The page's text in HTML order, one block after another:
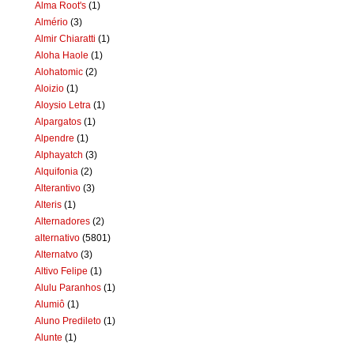
Alma Root's (1)
Almério (3)
Almir Chiaratti (1)
Aloha Haole (1)
Alohatomic (2)
Aloizio (1)
Aloysio Letra (1)
Alpargatos (1)
Alpendre (1)
Alphayatch (3)
Alquifonia (2)
Alterantivo (3)
Alteris (1)
Alternadores (2)
alternativo (5801)
Alternatvo (3)
Altivo Felipe (1)
Alulu Paranhos (1)
Alumiô (1)
Aluno Predileto (1)
Alunte (1)